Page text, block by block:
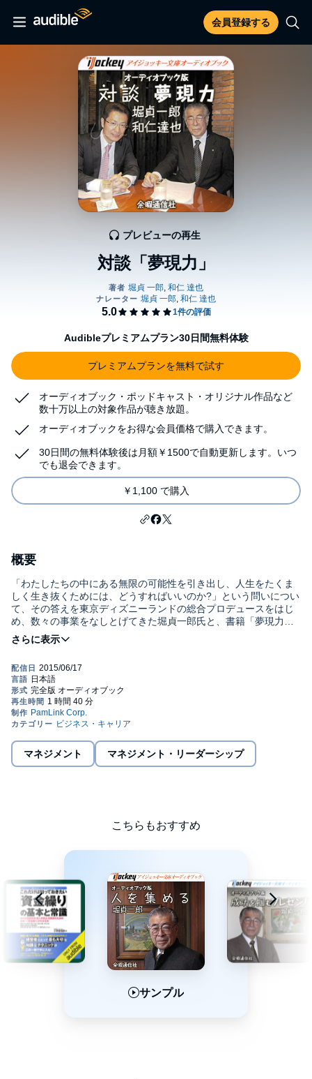
会員登録する
対談「夢現力」
プレビューの再生
Audibleプレミアムプラン30日間無料体験
プレミアムプランを無料で試す
オーディオブック・ポッドキャスト・オリジナル作品など
数十万以上の対象作品が聴き放題。
オーディオブックをお得な会員価格で購入できます。
30日間の無料体験後は月額￥1500で自動更新します。いつ
でも退会できます。
￥1,100 で購入
概要
「わたしたちの中にある無限の可能性を引き出し、人生をたくま
しく生き抜くためには、どうすればいいのか?」という問いについ
て、その答えを東京ディズニーランドの総合プロデュースをはじ
め、数々の事業をなしとげてきた堀貞一郎氏と、書籍「夢現力」
の著者である和仁達也氏が一緒に探っていく対談形式のオーディ
オブックです。堀氏はビジネスもプライベートも盛りだくさんの
き方のお手本としている方です。対談「夢現力」では、書籍の
「夢現力」が出版されて5年が経過し、今だからこそ伝えなければ
いけないこと、そして活字では伝わりきらないところを、堀氏本
人の肉声で、ライブ感たっぷりにお伝えします。和仁氏が読者代
表として、「私たちの中にある無限の可能性を引き出し、人生を
のかなえ方、人生を味わい尽くす極意について、堀氏に10個の質
問を投げかけていきます。 プロフィール 堀貞一郎1929年生。
げに携わる。和仁達也 ビジョナリーパートナー。1972年生。有能
な幹部不在に悩むビジネス・オーナーの社外パートナーとして、
ツに掲げ、ビジョンとお金を両立させるコンサルティング活動を
行なっている。得意分野は、経営者が本当にやりたいことを明確
にし、解決策を本人から引き出すコーチング。ビジネスはもちろ
んのこと、人生を最高に充実させる方法を常に考え、情熱を注い
でいる。(C)2009余暇通信社（C)WING ENTERPRISE
マネジメント マネジメント・リーダーシップ
こちらもおすすめ
サンプル